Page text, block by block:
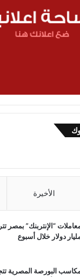
الأخيرة
دولار خلال أسبوع